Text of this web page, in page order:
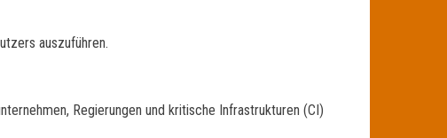
auszuführen.
Regierungen und kritische Infrastrukturen (CI)